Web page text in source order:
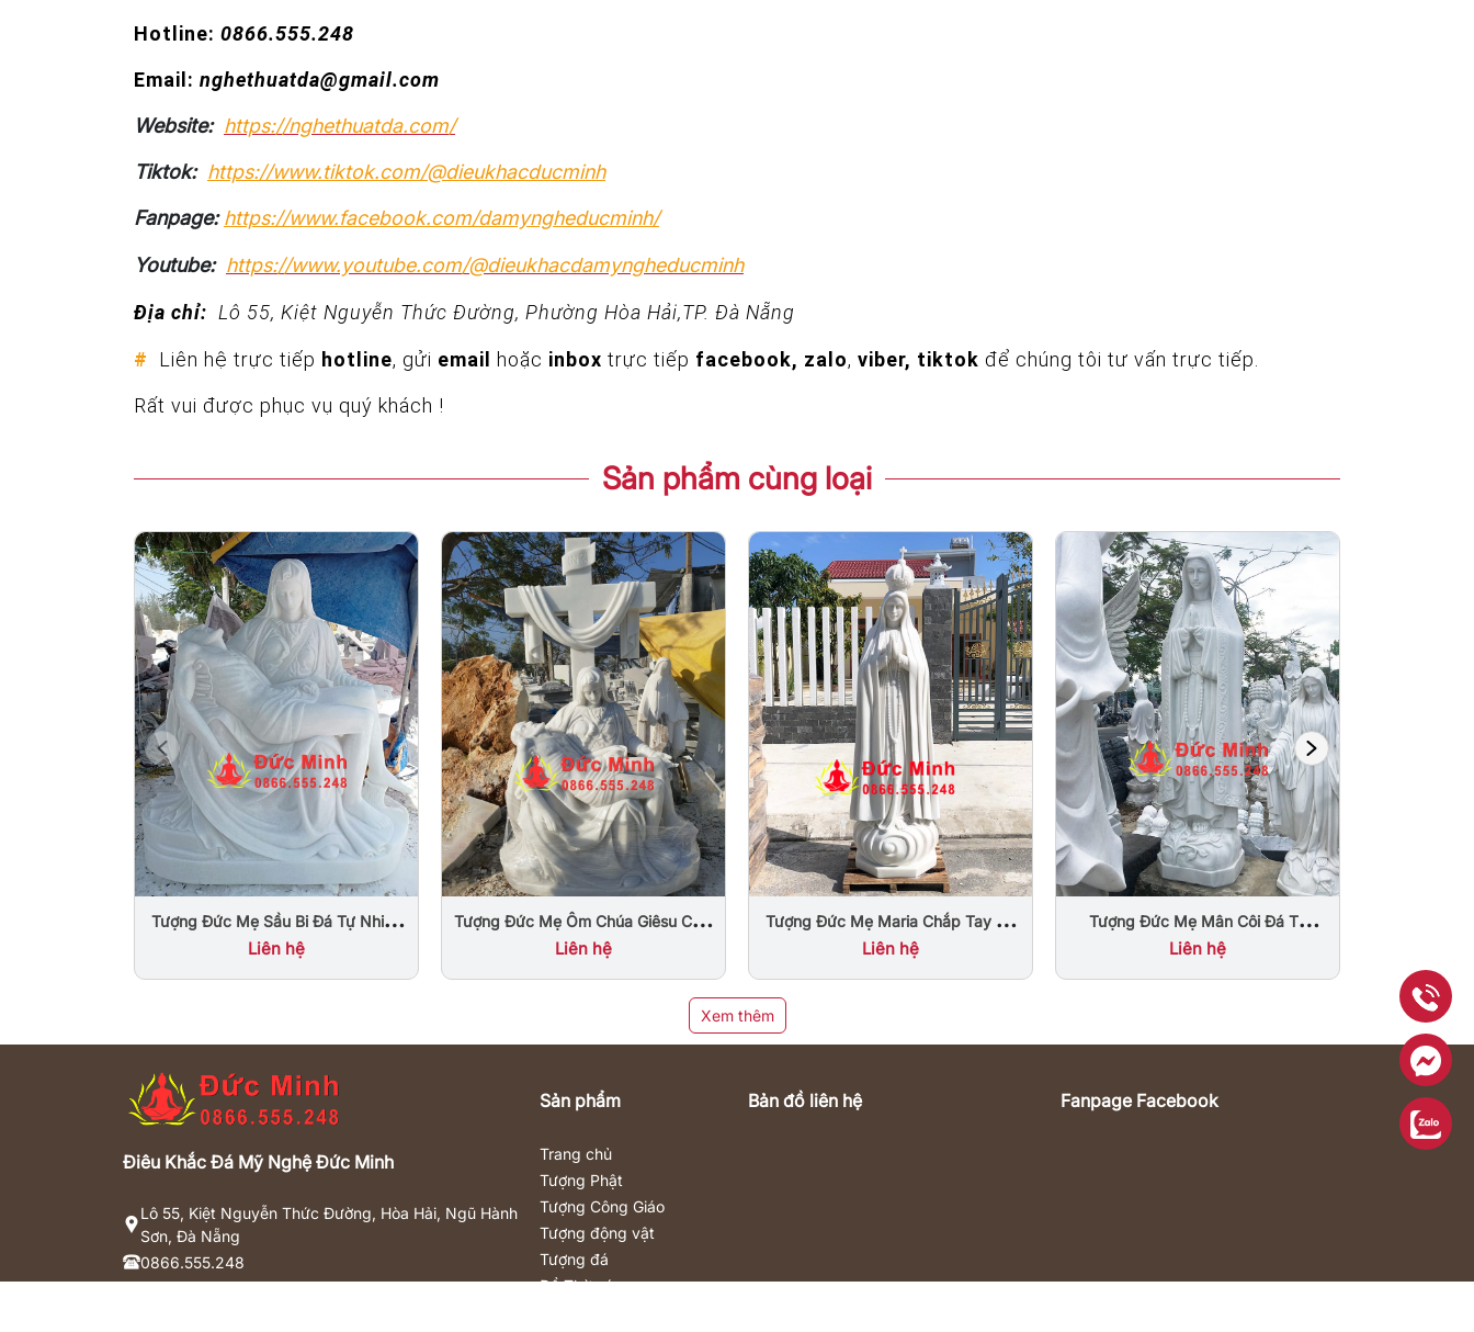
Hotline: 0866.555.248
Email: nghethuatda@gmail.com
Website: https://nghethuatda.com/
Tiktok: https://www.tiktok.com/@dieukhacducminh
Fanpage:https://www.facebook.com/damyngheducminh/
Youtube: https://www.youtube.com/@dieukhacdamyngheducminh
Địa chỉ: Lô 55, Kiệt Nguyễn Thức Đường, Phường Hòa Hải,TP. Đà Nẵng
# Liên hệ trực tiếp hotline, gửi email hoặc inbox trực tiếp facebook, zalo, viber, tiktok để chúng tôi tư vấn trực tiếp.
Rất vui được phục vụ quý khách !
Sản phẩm cùng loại
Tượng Đức Mẹ Sầu Bi Đá Tự Nhiên
Nguyên Khối Đà Nẵng
Liên hệ
Tượng Đức Mẹ Ôm Chúa Giêsu Chịu
Nạn Đá Tự Nhiên Nguyên Khối Đẹp
Liên hệ
Tượng Đức Mẹ Maria Chắp Tay Đá
Cẩm Thạch Nguyên Khối Trắng Đẹp
Liên hệ
Tượng Đức Mẹ Mân Côi Đá Tự
Nhiên Trắng Đẹp Cao 2M
Liên hệ
Xem thêm
Điêu Khắc Đá Mỹ Nghệ Đức Minh
Lô 55, Kiệt Nguyễn Thức Đường, Hòa Hải, Ngũ Hành
Sơn, Đà Nẵng
0866.555.248
Sản phẩm
Trang chủ
Tượng Phật
Tượng Công Giáo
Tượng động vật
Tượng đá
Đồ Thờ cúng
Bản đồ liên hệ Fanpage Facebook